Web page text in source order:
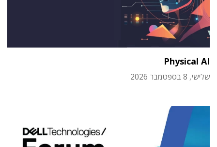
Physical AI
שלישי, 8 בספטמבר 2026